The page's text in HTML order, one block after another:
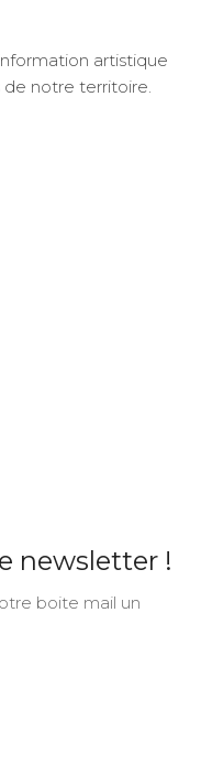
artistique
notre territoire.
newsletter !
boite mail un